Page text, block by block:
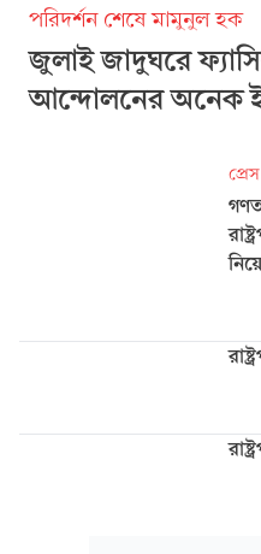
পরিদর্শন শেষে মামুনুল হক
জুলাই জাদুঘরে
আন্দোলনের অনেক